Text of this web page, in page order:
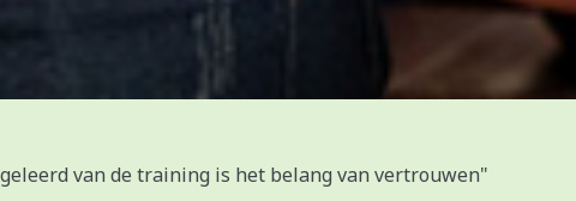
van de training is het belang van vertrouwen"